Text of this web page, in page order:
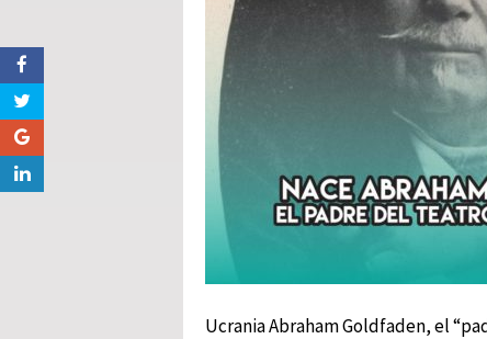
Ucrania Abraham Goldfaden, el